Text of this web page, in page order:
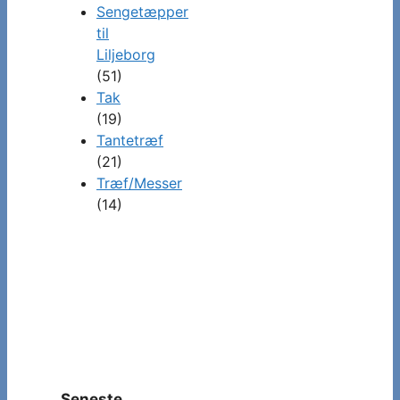
Sengetæpper
til
Liljeborg
(51)
Tak
(19)
Tantetræf
(21)
Træf/Messer
(14)